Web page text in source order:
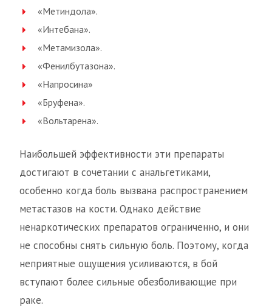
«Метиндола».
«Интебана».
«Метамизола».
«Фенилбутазона».
«Напросина»
«Бруфена».
«Вольтарена».
Наибольшей эффективности эти препараты
достигают в сочетании с анальгетиками,
особенно когда боль вызвана распространением
метастазов на кости. Однако действие
ненаркотических препаратов ограниченно, и они
не способны снять сильную боль. Поэтому, когда
неприятные ощущения усиливаются, в бой
вступают более сильные обезболивающие при
раке.